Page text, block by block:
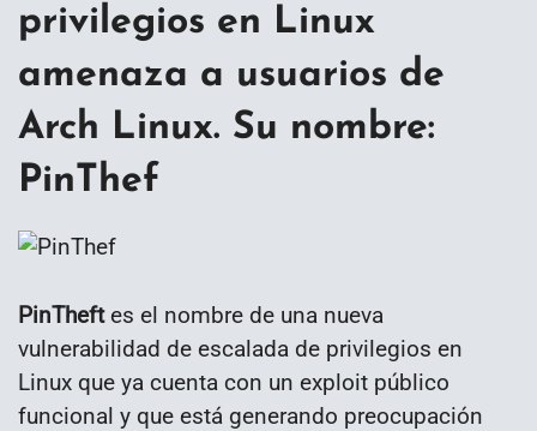
privilegios en Linux
amenaza a usuarios de
Arch Linux. Su nombre:
PinThef
PinTheftes el nombre de una nueva
vulnerabilidad de escalada de privilegios en
Linux que ya cuenta con un exploit público
funcional y que está generando preocupación